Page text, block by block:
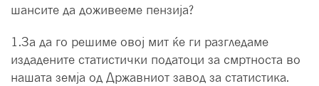
шансите да доживееме пензија?
1.За да го решиме овој мит ќе ги разгледаме
издадените статистички податоци за смртноста во
нашата земја од Државниот завод за статистика.